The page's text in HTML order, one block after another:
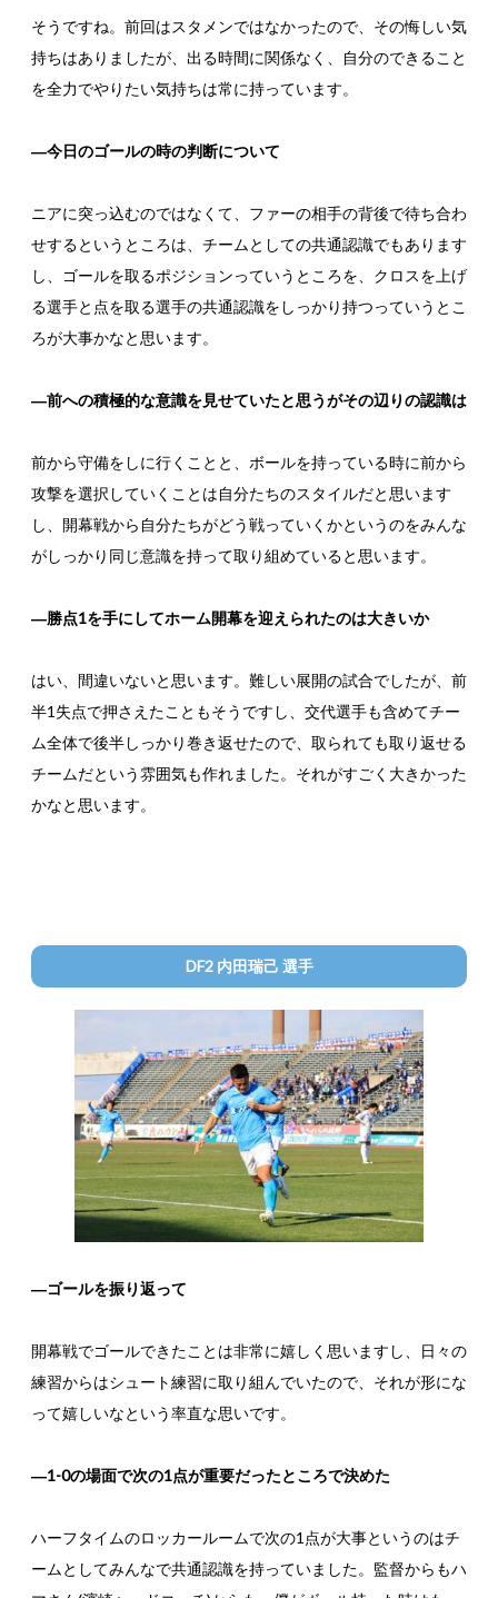
そうですね。前回はスタメンではなかったので、その悔しい気
持ちはありましたが、出る時間に関係なく、自分のできること
を全力でやりたい気持ちは常に持っています。
―今日のゴールの時の判断について
ニアに突っ込むのではなくて、ファーの相手の背後で待ち合わ
せするというところは、チームとしての共通認識でもあります
し、ゴールを取るポジションっていうところを、クロスを上げ
る選手と点を取る選手の共通認識をしっかり持つっていうとこ
ろが大事かなと思います。
―前への積極的な意識を見せていたと思うがその辺りの認識は
前から守備をしに行くことと、ボールを持っている時に前から
攻撃を選択していくことは自分たちのスタイルだと思います
し、開幕戦から自分たちがどう戦っていくかというのをみんな
がしっかり同じ意識を持って取り組めていると思います。
―勝点1を手にしてホーム開幕を迎えられたのは大きいか
はい、間違いないと思います。難しい展開の試合でしたが、前
半1失点で押さえたこともそうですし、交代選手も含めてチー
ム全体で後半しっかり巻き返せたので、取られても取り返せる
チームだという雰囲気も作れました。それがすごく大きかった
かなと思います。
DF2 内田瑞己 選手
―ゴールを振り返って
開幕戦でゴールできたことは非常に嬉しく思いますし、日々の
練習からはシュート練習に取り組んでいたので、それが形にな
って嬉しいなという率直な思いです。
―1-0の場面で次の1点が重要だったところで決めた
ハーフタイムのロッカールームで次の1点が大事というのはチ
ームとしてみんなで共通認識を持っていました。監督からもハ